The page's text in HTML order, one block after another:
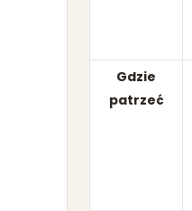
Gdzie
patrzeć